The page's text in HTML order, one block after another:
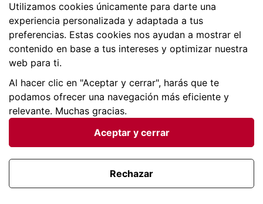
Condiciones generales |Privacidad de datos | Política
Viajes para ti SLU Copyright © BuscoUnChollo.com
Utilizamos cookies únicamente para darte una
experiencia personalizada y adaptada a tus
preferencias. Estas cookies nos ayudan a mostrar el
contenido en base a tus intereses y optimizar nuestra
web para ti.
Al hacer clic en "Aceptar y cerrar", harás que te
podamos ofrecer una navegación más eficiente y
relevante. Muchas gracias.
Aceptar y cerrar
Rechazar